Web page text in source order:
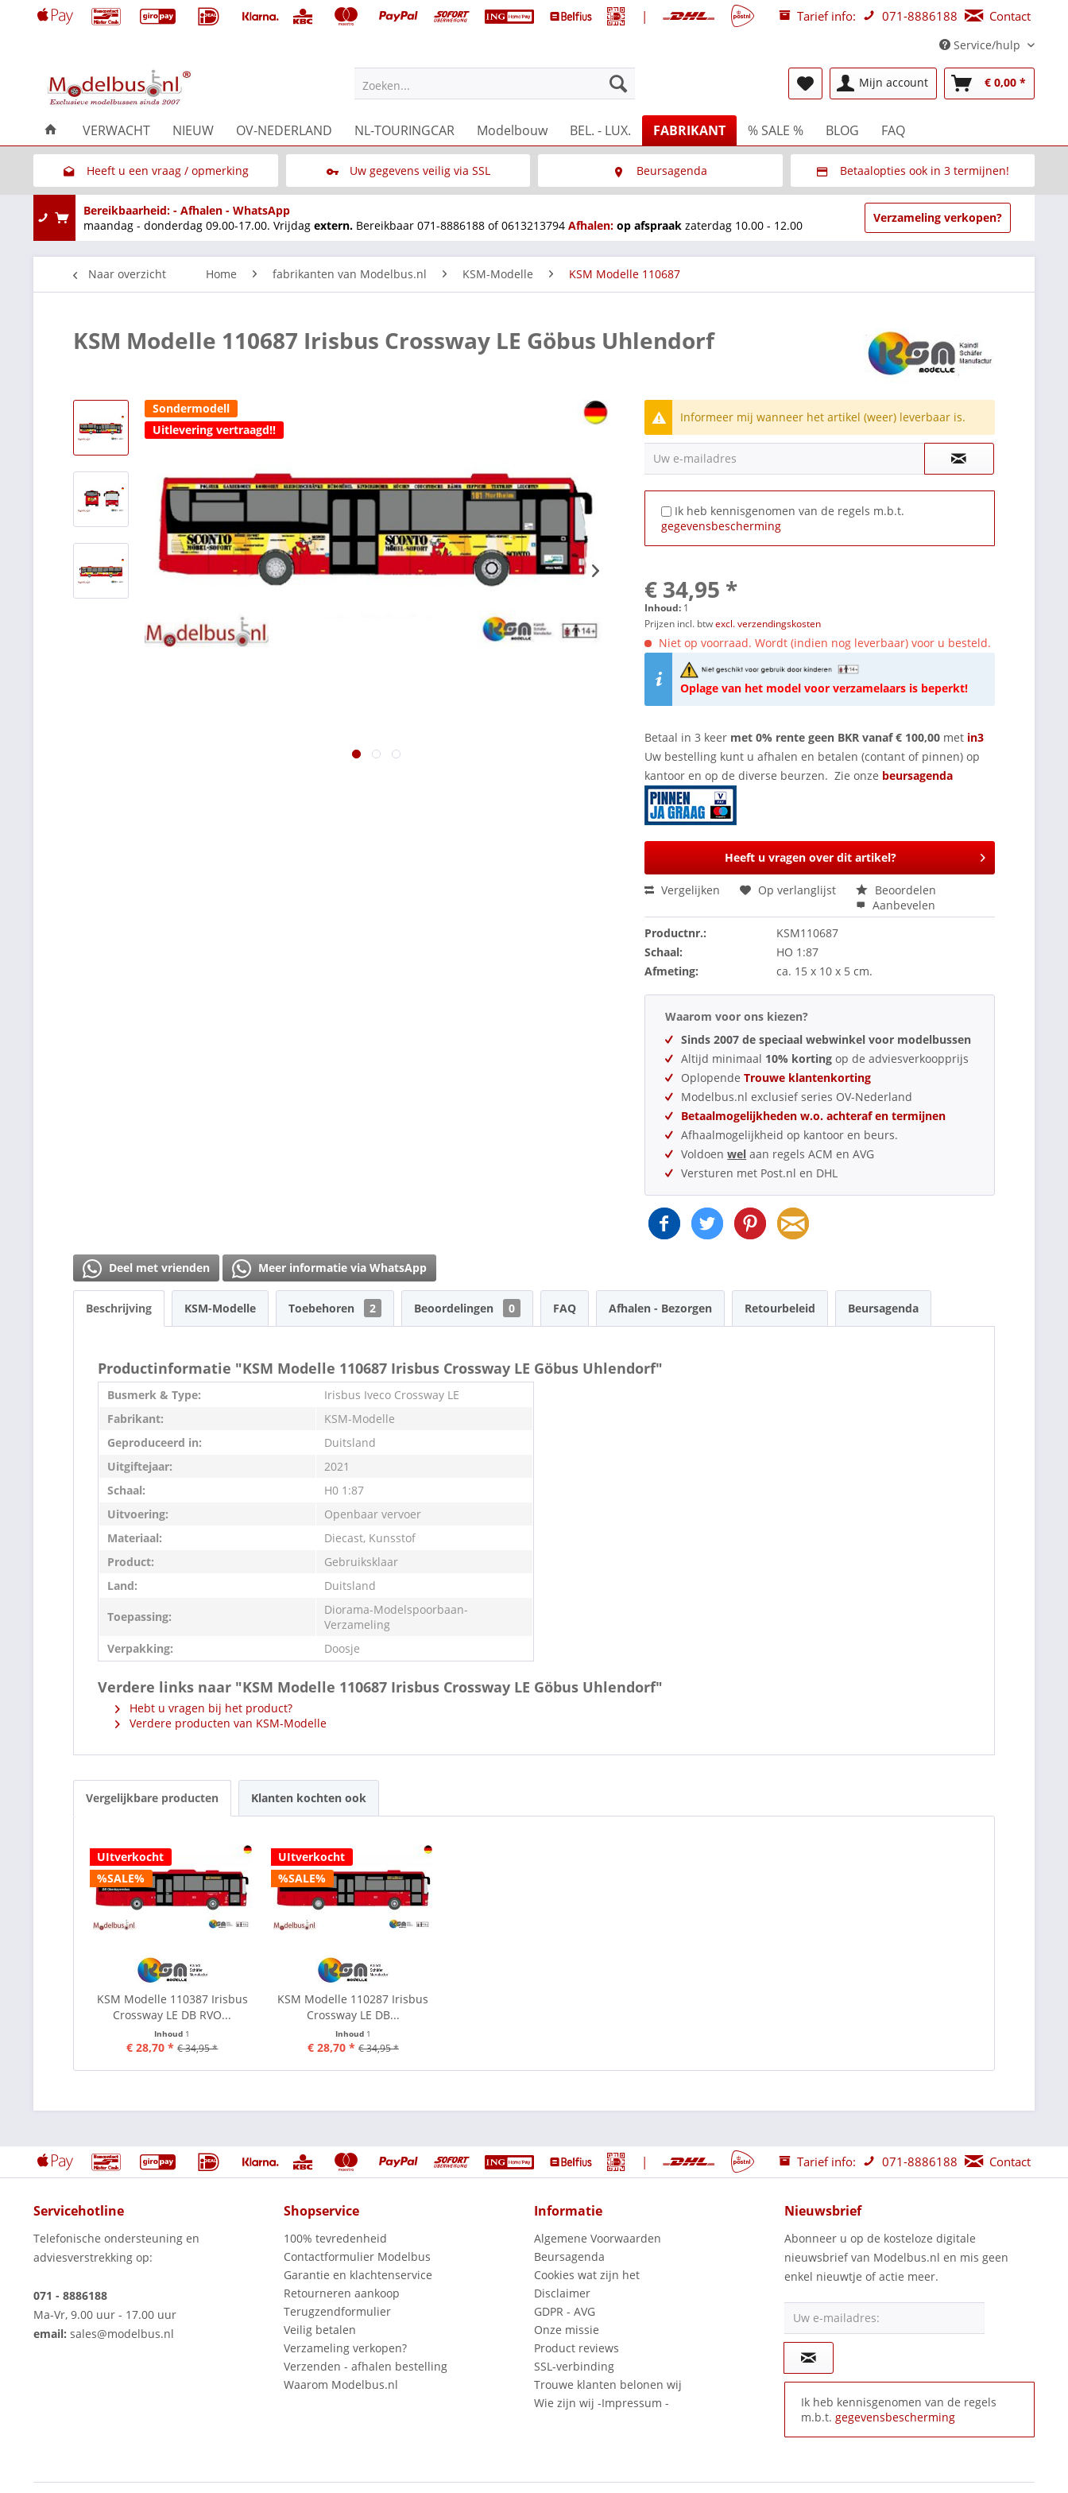
| Tarief info: 071-8886188 Contact
Service/hulp
Zoeken... Mijn account € 0,00 *
VERWACHT NIEUW OV-NEDERLAND NL-TOURINGCAR Modelbouw BEL. - LUX. FABRIKANT % SALE % BLOG FAQ
Heeft u een vraag / opmerking
Link naar het contactformulier
Uw gegevens veilig via SSL Beursagenda Betaalopties ook in 3 termijnen!
Via Multisafepay (veilig via SSL)
Bereikbaarheid: - Afhalen - WhatsApp
maandag - donderdag 09.00-17.00. Vrijdag extern. Bereikbaar 071-8886188 of 0613213794 Afhalen: op afspraak zaterdag 10.00 - 12.00
Verzameling verkopen?
Naar overzicht Home fabrikanten van Modelbus.nl KSM-Modelle KSM Modelle 110687
KSM Modelle 110687 Irisbus Crossway LE Göbus Uhlendorf
Sondermodell
Uitlevering vertraagd!!
Informeer mij wanneer het artikel (weer) leverbaar is.
Uw e-mailadres
Ik heb kennisgenomen van de regels m.b.t.
gegevensbescherming
€ 34,95 *
Inhoud: 1
Prijzen incl. btwexcl. verzendingskosten
Niet op voorraad. Wordt (indien nog leverbaar) voor u besteld.
Oplage van het model voor verzamelaars is beperkt!
Betaal in 3 keer met 0% rente geen BKR vanaf € 100,00 met in3
Uw bestelling kunt u afhalen en betalen (contant of pinnen) op
kantoor en op de diverse beurzen. Zie onze beursagenda
Heeft u vragen over dit artikel?
Vergelijken Op verlanglijst
Beoordelen
Aanbevelen
Productnr.:
KSM110687
Schaal:
HO 1:87
Afmeting:
ca. 15 x 10 x 5 cm.
Waarom voor ons kiezen?
Sinds 2007 de speciaal webwinkel voor modelbussen
Altijd minimaal 10% kortingop de adviesverkoopprijs
OplopendeTrouwe klantenkorting
Modelbus.nl exclusief series OV-Nederland
Betaalmogelijkheden w.o. achteraf en termijnen
Afhaalmogelijkheid op kantoor en beurs.
Voldoenwel aan regels ACM en AVG
Versturen met Post.nl en DHL
Deel met vrienden Meer informatie via WhatsApp
Beschrijving KSM-Modelle Toebehoren 2 Beoordelingen 0 FAQ Afhalen - Bezorgen Retourbeleid Beursagenda
Productinformatie "KSM Modelle 110687 Irisbus Crossway LE Göbus Uhlendorf"
Busmerk & Type:
Irisbus Iveco Crossway LE
Fabrikant:
KSM-Modelle
Geproduceerd in:
Duitsland
Uitgiftejaar:
2021
Schaal:
H0 1:87
Uitvoering:
Openbaar vervoer
Materiaal:
Diecast, Kunsstof
Product:
Gebruiksklaar
Land:
Duitsland
Toepassing:
Diorama-Modelspoorbaan-
Verzameling
Verpakking:
Doosje
Verdere links naar "KSM Modelle 110687 Irisbus Crossway LE Göbus Uhlendorf"
Hebt u vragen bij het product?
Verdere producten van KSM-Modelle
Vergelijkbare producten Klanten kochten ook
UItverkocht
%SALE%
KSM Modelle 110387 Irisbus
Crossway LE DB RVO...
Inhoud 1
€ 28,70 * € 34,95 *
UItverkocht
%SALE%
KSM Modelle 110287 Irisbus
Crossway LE DB...
Inhoud 1
€ 28,70 * € 34,95 *
| Tarief info: 071-8886188 Contact
Servicehotline
Telefonische ondersteuning en
adviesverstrekking op:
071 - 8886188
Ma-Vr, 9.00 uur - 17.00 uur
email: sales@modelbus.nl
Shopservice
100% tevredenheid
Contactformulier Modelbus
Garantie en klachtenservice
Retourneren aankoop
Terugzendformulier
Veilig betalen
Verzameling verkopen?
Verzenden - afhalen bestelling
Waarom Modelbus.nl
Informatie
Algemene Voorwaarden
Beursagenda
Cookies wat zijn het
Disclaimer
GDPR - AVG
Onze missie
Product reviews
SSL-verbinding
Trouwe klanten belonen wij
Wie zijn wij -Impressum -
Nieuwsbrief
Abonneer u op de kosteloze digitale
nieuwsbrief van Modelbus.nl en mis geen
enkel nieuwtje of actie meer.
Uw e-mailadres:
Ik heb kennisgenomen van de regels
m.b.t. gegevensbescherming